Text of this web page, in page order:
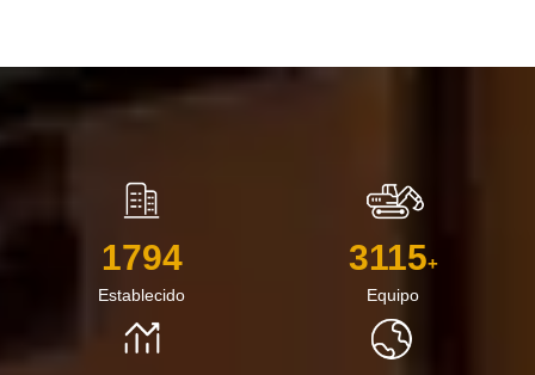
2016
Establecido
3500+
Equipo